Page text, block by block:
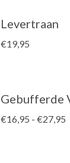
Levertraan
€19,95
Gebufferde
€16,95 - €27,95